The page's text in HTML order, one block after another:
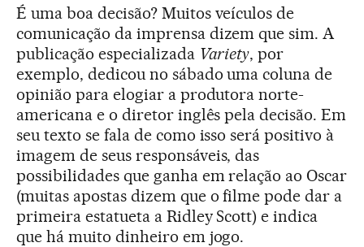
É uma boa decisão? Muitos veículos de
comunicação da imprensa dizem que sim. A
publicação especializada Variety, por
exemplo, dedicou no sábado uma coluna de
opinião para elogiar a produtora norte-
americana e o diretor inglês pela decisão. Em
seu texto se fala de como isso será positivo à
imagem de seus responsáveis, das
possibilidades que ganha em relação ao Oscar
(muitas apostas dizem que o filme pode dar a
primeira estatueta a Ridley Scott) e indica
que há muito dinheiro em jogo.